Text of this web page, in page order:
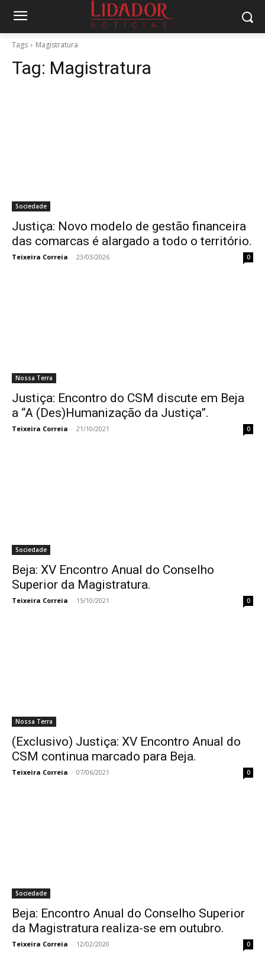
Tags Magistratura
Tag: Magistratura
Sociedade
Justiça: Novo modelo de gestão financeira
das comarcas é alargado a todo o território.
Teixeira Correia - 23/03/2026 0
Nossa Terra
Justiça: Encontro do CSM discute em Beja
a “A (Des)Humanização da Justiça”.
Teixeira Correia - 21/10/2021 0
Sociedade
Beja: XV Encontro Anual do Conselho
Superior da Magistratura.
Teixeira Correia - 15/10/2021 0
Nossa Terra
(Exclusivo) Justiça: XV Encontro Anual do
CSM continua marcado para Beja.
Teixeira Correia - 07/06/2021 0
Sociedade
Beja: Encontro Anual do Conselho Superior
da Magistratura realiza-se em outubro.
Teixeira Correia - 12/02/2020 0